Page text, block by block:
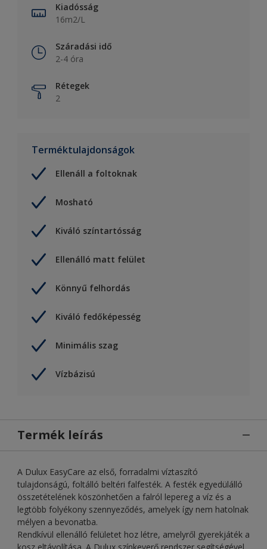
Kiadósság
16m2/L
Száradási idő
2-4 óra
Rétegek
2
Terméktulajdonságok
Ellenáll a foltoknak
Mosható
Kiváló színtartósság
Ellenálló matt felület
Könnyű felhordás
Kiváló fedőképesség
Minimális szag
Vízbázisú
Termék leírás
A Dulux EasyCare az első, forradalmi víztaszító
tulajdonságú, foltálló beltéri falfesték. A festék egyedülálló
összetételének köszönhetően a falról lepereg a víz és a
legtöbb folyékony szennyeződés, amelyek így nem hatolnak
mélyen a bevonatba.
Rendkívül ellenálló felületet hoz létre, amelyről gyerekjáték a